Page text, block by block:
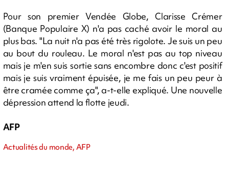
Pour son premier Vendée Globe, Clarisse Crémer
(Banque Populaire X) n'a pas caché avoir le moral au
plus bas. "La nuit n'a pas été très rigolote. Je suis un peu
au bout du rouleau. Le moral n'est pas au top niveau
mais je m'en suis sortie sans encombre donc c'est positif
mais je suis vraiment épuisée, je me fais un peu peur à
être cramée comme ça", a-t-elle expliqué. Une nouvelle
dépression attend la flotte jeudi.
AFP
Actualités du monde, AFP